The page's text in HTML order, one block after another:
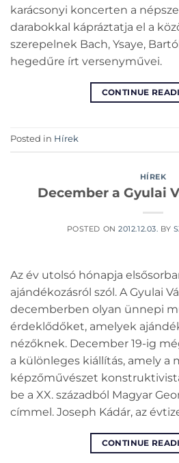
karácsonyi koncerten a
darabokkal kápráztatja el a
szerepelnek Bach, Ysaye,
hegedűre írt versenyművei.
CONTINUE
Posted in Hírek
HÍREK
December a Gyulai
POSTED ON2012.12.03. BY
Az év utolsó hónapja
ajándékozásról szól. A Gyulai
decemberben olyan ünnepi
érdeklődőket, amelyek
nézőknek. December 19-ig
a különleges kiállítás, amely a
képzőművészet
be a XX. századból Magyar
címmel. Joseph Kádár, az
CONTINUE